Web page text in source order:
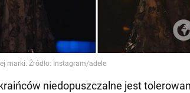
niedopuszczalne jest